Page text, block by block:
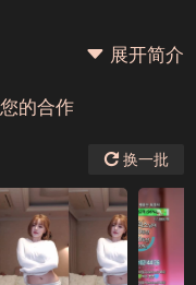
展开简介
的合作
换一批